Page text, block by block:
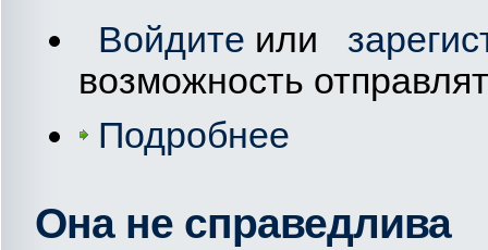
Войдите или
возможность
Подробнее
Она не справедлива